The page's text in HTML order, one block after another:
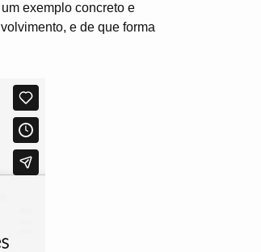
exemplo concreto e
e de que forma